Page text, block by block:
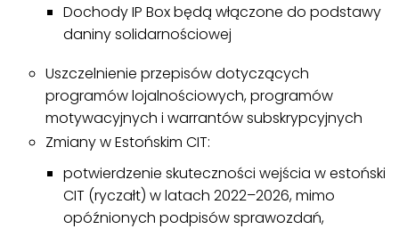
Dochody IP Box będą włączone do podstawy
daniny solidarnościowej
Uszczelnienie przepisów dotyczących
programów lojalnościowych, programów
motywacyjnych i warrantów subskrypcyjnych
Zmiany w Estońskim CIT:
potwierdzenie skuteczności wejścia w estoński
CIT (ryczałt) w latach 2022–2026, mimo
opóźnionych podpisów sprawozdań,